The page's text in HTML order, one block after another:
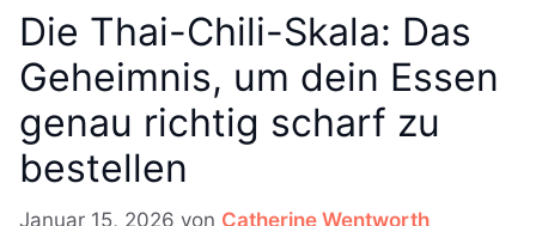
Die Thai-Chili-Skala: Das
Geheimnis, um dein Essen
genau richtig scharf zu
bestellen
Januar 15, 2026 von Catherine Wentworth